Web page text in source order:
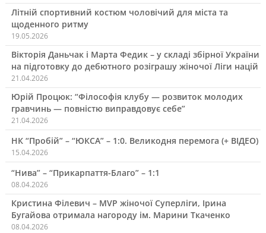
Літній спортивний костюм чоловічий для міста та
щоденного ритму
19.05.2026
Вікторія Даньчак і Марта Федик – у складі збірної України
на підготовку до дебютного розіграшу жіночої Ліги націй
21.04.2026
Юрій Процюк: “Філософія клубу — розвиток молодих
гравчинь — повністю виправдовує себе”
21.04.2026
НК “Пробій” – “ЮКСА” – 1:0. Великодня перемога (+ ВІДЕО)
15.04.2026
“Нива” – “Прикарпаття-Благо” – 1:1
08.04.2026
Кристина Філевич – MVP жіночої Суперліги, Ірина
Бугайова отримала нагороду ім. Марини Ткаченко
08.04.2026